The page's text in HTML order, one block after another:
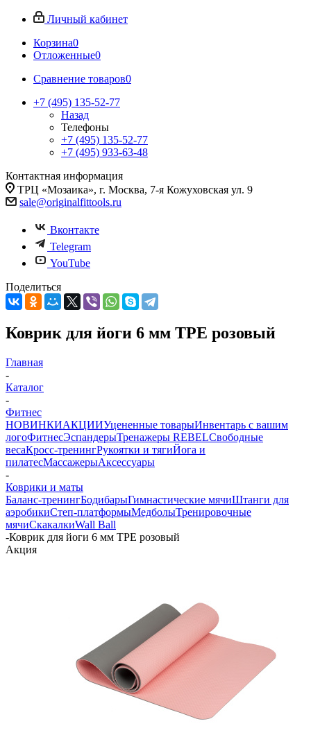
Личный кабинет
Корзина0
Отложенные0
Сравнение товаров0
+7 (495) 135-52-77
Назад
Телефоны
+7 (495) 135-52-77
+7 (495) 933-63-48
Контактная информация
ТРЦ «Мозаика», г. Москва, 7-я Кожуховская ул. 9
sale@originalfittools.ru
Вконтакте
Telegram
YouTube
Поделиться
Коврик для йоги 6 мм TPE розовый
Главная
-
Каталог
-
Фитнес
НОВИНКИАКЦИИУцененные товарыИнвентарь с вашим
логоФитнесЭспандерыТренажеры REBELСвободные
весаКросс-тренингРукоятки и тягиЙога и
пилатесМассажерыАксессуары
-
Коврики и маты
Баланс-тренингБодибарыГимнастические мячиШтанги для
аэробикиСтеп-платформыМедболыТренировочные
мячиСкакалкиWall Ball
-Коврик для йоги 6 мм TPE розовый
Акция